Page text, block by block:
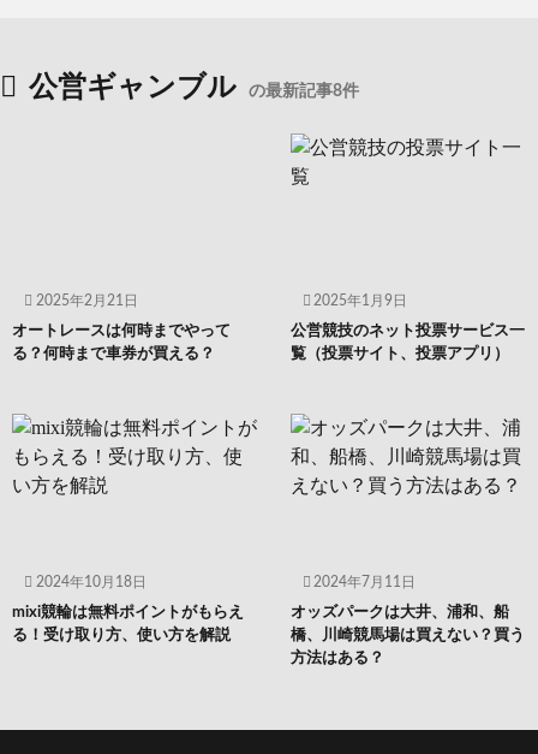
公営ギャンブル の最新記事8件
2025年2月21日
オートレースは何時までやって
る？何時まで車券が買える？
2025年1月9日
公営競技のネット投票サービス一
覧（投票サイト、投票アプリ）
2024年10月18日
mixi競輪は無料ポイントがもらえ
る！受け取り方、使い方を解説
2024年7月11日
オッズパークは大井、浦和、船
橋、川崎競馬場は買えない？買う
方法はある？